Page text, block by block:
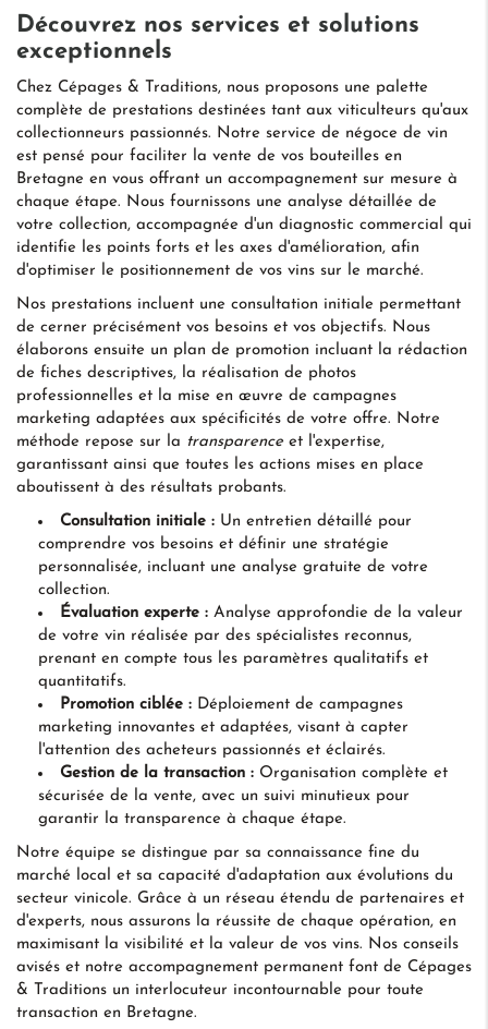
Découvrez nos services et solutions
exceptionnels
Chez Cépages & Traditions, nous proposons une palette
complète de prestations destinées tant aux viticulteurs qu'aux
collectionneurs passionnés. Notre service de négoce de vin
est pensé pour faciliter la vente de vos bouteilles en
Bretagne en vous offrant un accompagnement sur mesure à
chaque étape. Nous fournissons une analyse détaillée de
votre collection, accompagnée d'un diagnostic commercial qui
identifie les points forts et les axes d'amélioration, afin
d'optimiser le positionnement de vos vins sur le marché.
Nos prestations incluent une consultation initiale permettant
de cerner précisément vos besoins et vos objectifs. Nous
élaborons ensuite un plan de promotion incluant la rédaction
de fiches descriptives, la réalisation de photos
professionnelles et la mise en œuvre de campagnes
marketing adaptées aux spécificités de votre offre. Notre
méthode repose sur la transparenceet l'expertise,
garantissant ainsi que toutes les actions mises en place
aboutissent à des résultats probants.
Consultation initiale : Un entretien détaillé pour
comprendre vos besoins et définir une stratégie
personnalisée, incluant une analyse gratuite de votre
collection.
Évaluation experte : Analyse approfondie de la valeur
de votre vin réalisée par des spécialistes reconnus,
prenant en compte tous les paramètres qualitatifs et
quantitatifs.
Promotion ciblée : Déploiement de campagnes
marketing innovantes et adaptées, visant à capter
l'attention des acheteurs passionnés et éclairés.
Gestion de la transaction : Organisation complète et
sécurisée de la vente, avec un suivi minutieux pour
garantir la transparence à chaque étape.
Notre équipe se distingue par sa connaissance fine du
marché local et sa capacité d'adaptation aux évolutions du
secteur vinicole. Grâce à un réseau étendu de partenaires et
d'experts, nous assurons la réussite de chaque opération, en
maximisant la visibilité et la valeur de vos vins. Nos conseils
avisés et notre accompagnement permanent font de Cépages
& Traditions un interlocuteur incontournable pour toute
transaction en Bretagne.